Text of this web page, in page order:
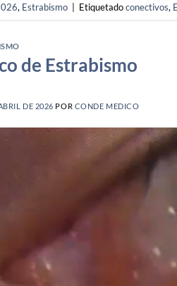
, Estrabismo Etiquetadoconectivos,
de Estrabismo
DE 2026 POR CONDE MEDICO